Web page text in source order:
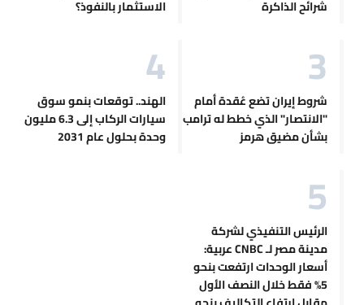
شرائح الذاكرة
الاستثمار بالنفوذ؟
شروط إيران تضع عُقدة أمام
"الانتصار" الذي خطط له ترامب
بشأن مضيق هرمز
الهند.. توقعات بنمو سوق
سيارات الركاب إلى 6.3 مليون
وحدة بحلول عام 2031
الرئيس التنفيذي لشركة
مدينة مصر لـ CNBC عربية:
أسعار الوحدات ارتفعت بنحو
5% فقط خلال النصف الأول